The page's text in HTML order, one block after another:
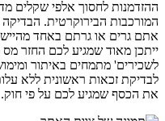
ההזדמנות לחסוך אלפי שקלים
המורכבות הבירוקרטית.
אתם גרים או גרתם באחד
ייתכן מאוד שמגיע לכם החזר
לשכירים' מתמחים באיתור
לבדיקת זכאות ראשונית ללא
את הכסף שמגיע לכם על פי חוק.